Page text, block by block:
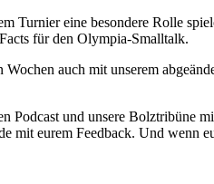
Turnier eine besondere Rolle
für den Olympia-Smalltalk.
auch mit unserem
und unsere Bolztribüne
eurem Feedback. Und wenn